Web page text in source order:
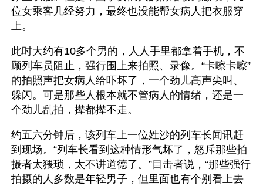
位女乘客几经努力，最终也没能帮女病人把衣服穿
上。
此时大约有10多个男的，人人手里都拿着手机，不
顾列车员阻止，强行围上来拍照、录像。“卡嚓卡嚓”
的拍照声把女病人给吓坏了，一个劲儿高声尖叫、
躲闪。可是那些人根本就不管病人的情绪，还是一
个劲儿乱拍，撵都撵不走。
约五六分钟后，该列车上一位姓沙的列车长闻讯赶
到现场。“列车长看到这种情形气坏了，怒斥那些拍
摄者太猥琐，太不讲道德了。”目击者说，“那些强行
拍摄的人多数是年轻男子，但里面也有个别看上去